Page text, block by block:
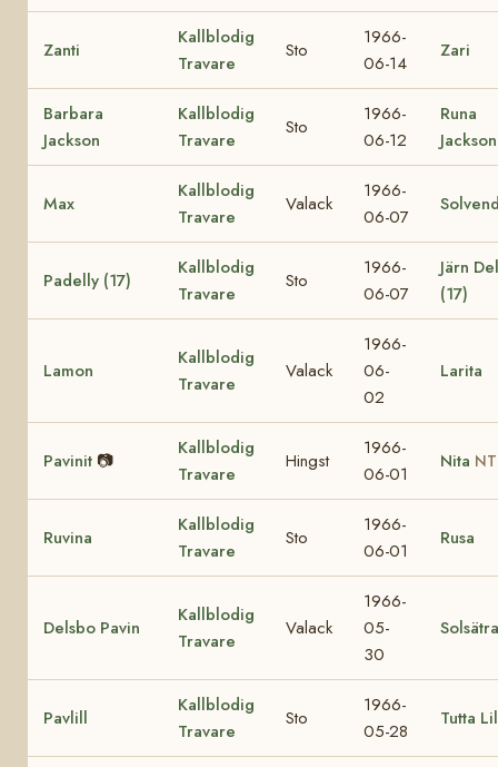
Zanti
Kallblodig
Travare
Sto
1966-
06-14
Zari
Barbara
Jackson
Kallblodig
Travare
Sto
1966-
06-12
Runa
Jackson
Max
Kallblodig
Travare
Valack
1966-
06-07
Padelly (17)
Kallblodig
Travare
Sto
1966-
06-07
Järn
(17)
Lamon
Kallblodig
Travare
Valack
1966-
06-
02
Larita
Pavinit 📷
Kallblodig
Travare
Hingst
1966-
06-01
Nita
Ruvina
Kallblodig
Travare
Sto
1966-
06-01
Rusa
Delsbo Pavin
Kallblodig
Travare
Valack
1966-
05-
30
Solsätra
Pavlill
Kallblodig
Travare
Sto
1966-
05-28
Tutta